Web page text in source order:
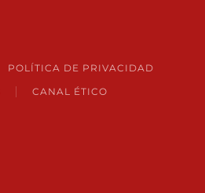
POLÍTICA DE PRIVACIDAD
CANAL ÉTICO